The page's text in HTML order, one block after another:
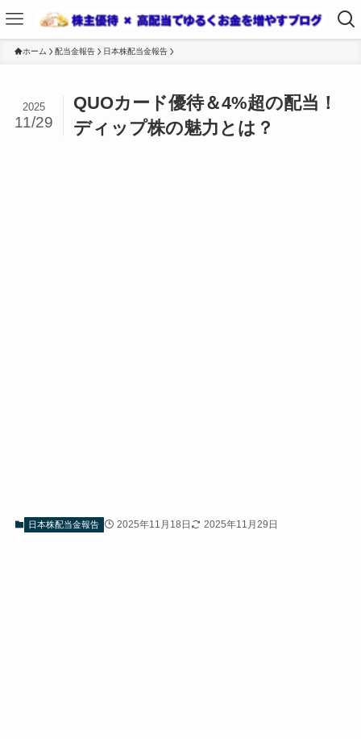
ホーム 配当金報告 日本株配当金報告
QUOカード優待＆4%超の配当！
ディップ株の魅力とは？
2025
11/29
日本株配当金報告 2025年11月18日 2025年11月29日